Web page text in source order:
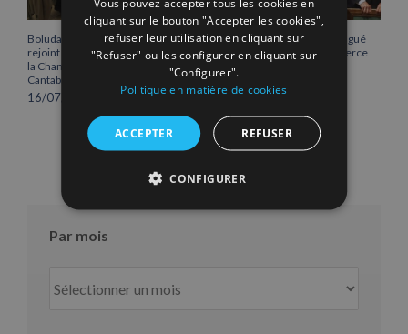
Boluda Corporación Marítima
rejoint l’Assemblée plénière de
la Chambre de commerce de
Cantabrie
16/07/2026
Vicente Boluda Fos distingué
par la Chambre de commerce
de Séville.
12/06/2026
Par mois
mois
cliquant sur le bouton "Accepter les cookies",
refuser leur utilisation en cliquant sur
"Refuser" ou les configurer en cliquant sur
"Configurer".
Politique en matière de cookies
ACCEPTER REFUSER
CONFIGURER